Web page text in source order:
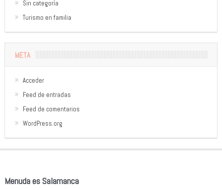
Sin categoría
Turismo en familia
META
Acceder
Feed de entradas
Feed de comentarios
WordPress.org
Menuda es Salamanca